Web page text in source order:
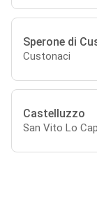
Sperone di
Custonaci
Castelluzzo
San Vito Lo